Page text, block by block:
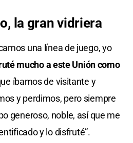
la gran vidriera
una línea de juego, yo
mucho a este Unión como
íbamos de visitante y
y perdimos, pero siempre
generoso, noble, así que me
y lo disfruté”.